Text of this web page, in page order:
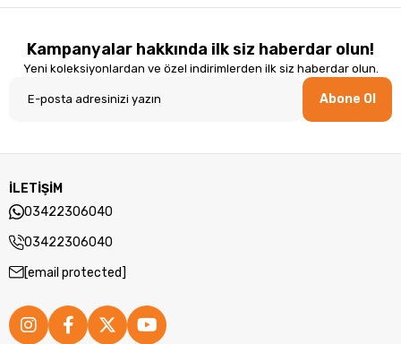
Tasarım ve Yapı: Ergonomik ve Dayanıklı
üretilmiştir. Hafif ve dayanıklı tasarımı, mobil kullanım için
idealdir.HP, modern ve şık bir görünüme sahip olmakla birlikte,
günlük işlerinizi ve taşınabilirlik gereksinimlerinizi karşılayacak
Kampanyalar hakkında ilk siz haberdar olun!
Yeni koleksiyonlardan ve özel indirimlerden ilk siz haberdar olun.
Abone Ol
İLETİŞİM
03422306040
03422306040
[email protected]